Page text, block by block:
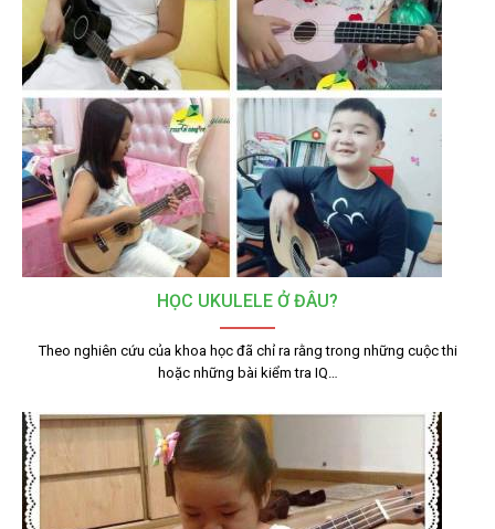
HỌC UKULELE Ở ĐÂU?
Theo nghiên cứu của khoa học đã chỉ ra rằng trong những cuộc thi
hoặc những bài kiểm tra IQ…